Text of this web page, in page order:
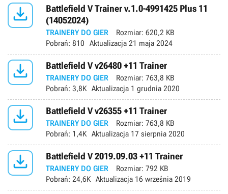

Battlefield V Trainer v.1.0-4991425 Plus 11
(14052024)
TRAINERY DO GIER Rozmiar: 620,2 KB
Pobrań: 810 Aktualizacja 21 maja 2024
 Battlefield V v26480 +11 Trainer
TRAINERY DO GIER Rozmiar: 763,8 KB
Pobrań: 3,8K Aktualizacja 1 grudnia 2020
 Battlefield V v26355 +11 Trainer
TRAINERY DO GIER Rozmiar: 763,8 KB
Pobrań: 1,4K Aktualizacja 17 sierpnia 2020
 Battlefield V 2019.09.03 +11 Trainer
TRAINERY DO GIER Rozmiar: 792 KB
Pobrań: 24,6K Aktualizacja 16 września 2019